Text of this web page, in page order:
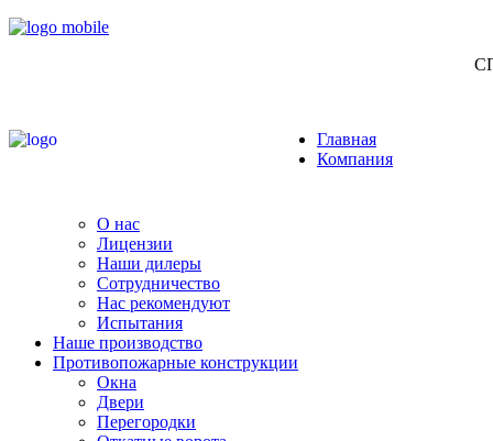
Главная
Компания
О нас
Лицензии
Наши дилеры
Сотрудничество
Нас рекомендуют
Испытания
Наше производство
Противопожарные конструкции
Окна
Двери
Перегородки